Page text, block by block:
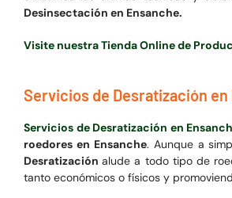
Desinsectación en Ensanche.
Visite nuestra Tienda Online de
Servicios de Desratización en
Servicios de Desratización en
roedores en Ensanche. Aunque a
Desratizaciónalude a todo tipo de
tanto económicos o físicos y